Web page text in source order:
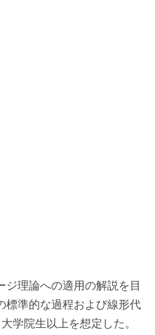
理論への適用の解説を目
標準的な過程および線形代
学院生以上を想定した。